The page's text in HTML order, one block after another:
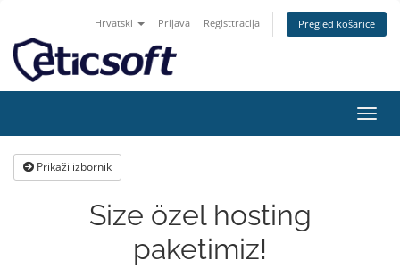
Hrvatski Prijava Registtracija Pregled košarice
Prikaži izbornik
Size özel hosting
paketimiz!